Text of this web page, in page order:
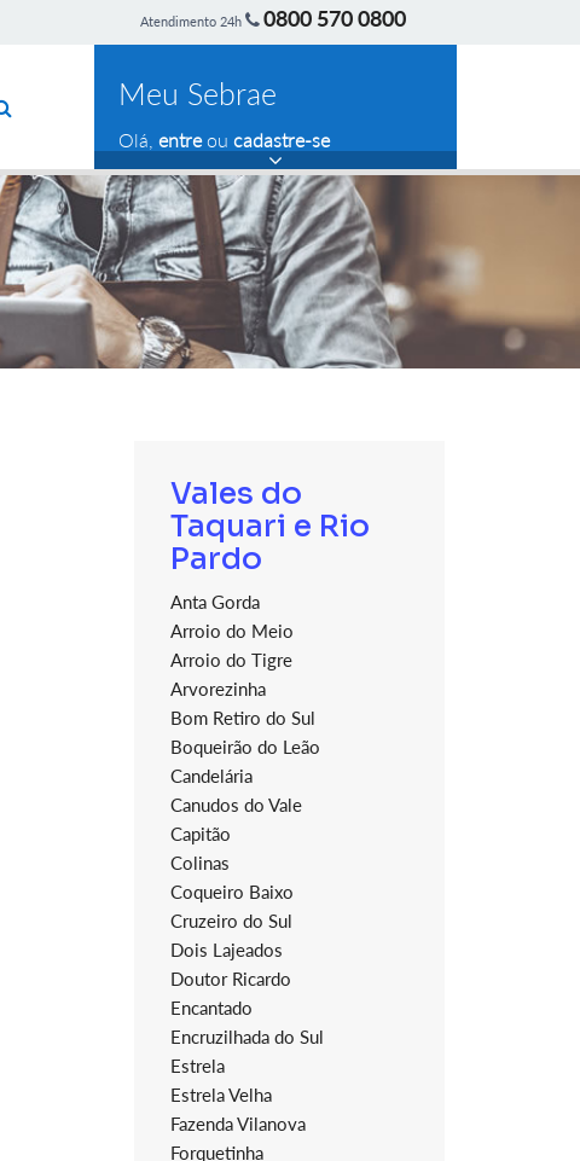
Atendimento 24h 0800 570 0800
Meu Sebrae
Olá, entreou cadastre-se
Vales do
Taquari e Rio
Pardo
Anta Gorda
Arroio do Meio
Arroio do Tigre
Arvorezinha
Bom Retiro do Sul
Boqueirão do Leão
Candelária
Canudos do Vale
Capitão
Colinas
Coqueiro Baixo
Cruzeiro do Sul
Dois Lajeados
Doutor Ricardo
Encantado
Encruzilhada do Sul
Estrela
Estrela Velha
Fazenda Vilanova
Forquetinha